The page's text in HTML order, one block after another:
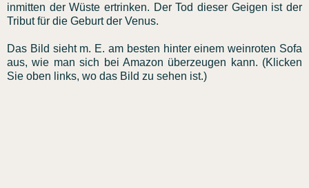
inmitten der Wüste ertrinken. Der Tod dieser Geigen ist der
Tribut für die Geburt der Venus.
Das Bild sieht m. E. am besten hinter einem weinroten Sofa
aus, wie man sich bei Amazon überzeugen kann. (Klicken
Sie oben links, wo das Bild zu sehen ist.)